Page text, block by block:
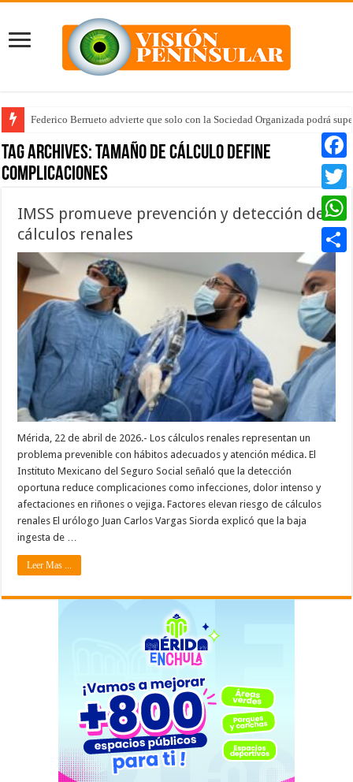
Federico Berrueto advierte que solo con la Sociedad Organizada podrá
Tag Archives:tamaño de cálculo define
complicaciones
IMSS promueve prevención y detección de
cálculos renales
Mérida, 22 de abril de 2026.- Los cálculos renales representan un
problema prevenible con hábitos adecuados y atención médica. El
Instituto Mexicano del Seguro Social señaló que la detección
oportuna reduce complicaciones como infecciones, dolor intenso y
afectaciones en riñones o vejiga. Factores elevan riesgo de cálculos
renales El urólogo Juan Carlos Vargas Siorda explicó que la baja
ingesta de …
Leer Mas ...
Twitter